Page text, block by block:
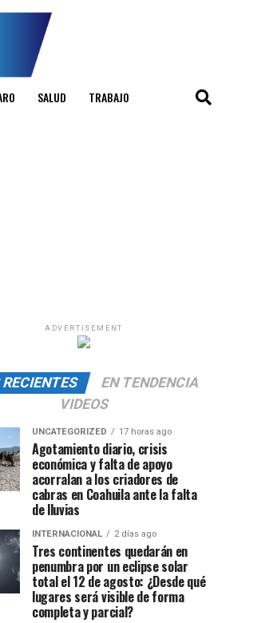
SALUD TRABAJO
ADVERTISEMENT
EN TENDENCIA
VIDEOS
UNCATEGORIZED 17 horas ago
Agotamiento diario, crisis
económica y falta de apoyo
acorralan a los criadores de
cabras en Coahuila ante la falta
de lluvias
INTERNACIONAL 2 días ago
Tres continentes quedarán en
penumbra por un eclipse solar
total el 12 de agosto: ¿Desde qué
lugares será visible de forma
completa y parcial?